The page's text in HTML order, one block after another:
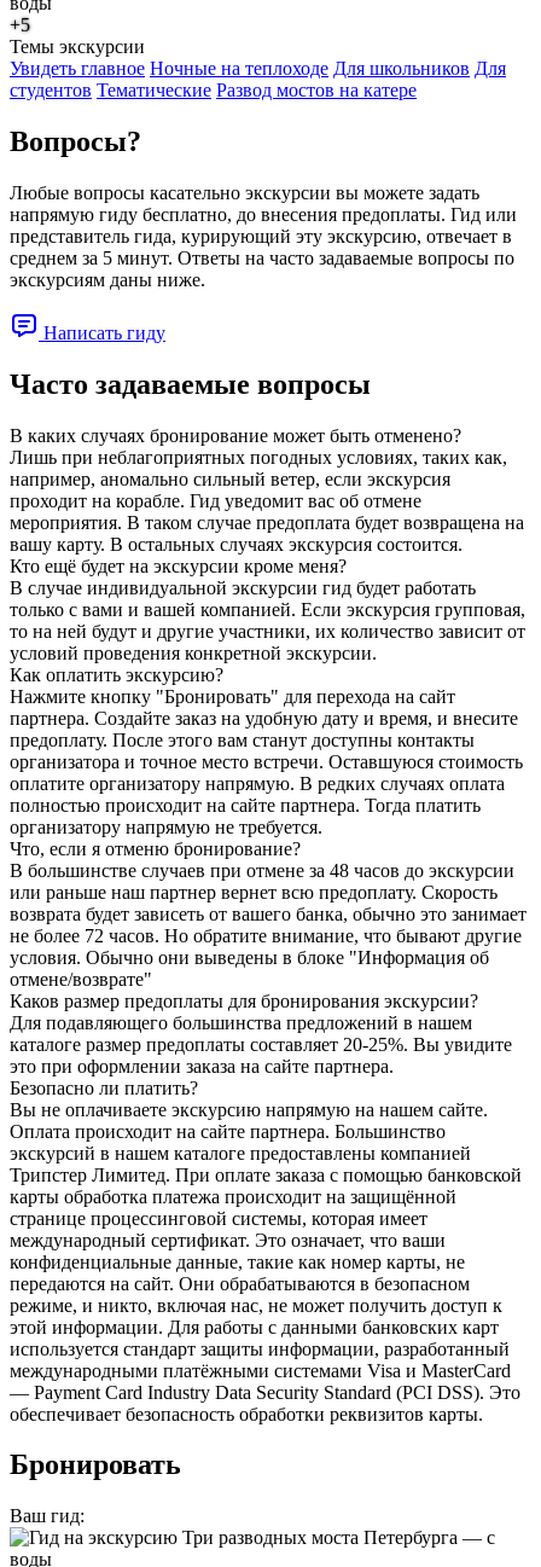
+5
Темы экскурсии
Увидеть главное Ночные на теплоходе Для школьников Для
студентов Тематические Развод мостов на катере
Вопросы?
Любые вопросы касательно экскурсии вы можете задать
напрямую гиду бесплатно, до внесения предоплаты. Гид или
представитель гида, курирующий эту экскурсию, отвечает в
среднем за 5 минут. Ответы на часто задаваемые вопросы по
экскурсиям даны ниже.
Написать гиду
Часто задаваемые вопросы
В каких случаях бронирование может быть отменено?
Лишь при неблагоприятных погодных условиях, таких как,
например, аномально сильный ветер, если экскурсия
проходит на корабле. Гид уведомит вас об отмене
мероприятия. В таком случае предоплата будет возвращена на
вашу карту. В остальных случаях экскурсия состоится.
Кто ещё будет на экскурсии кроме меня?
В случае индивидуальной экскурсии гид будет работать
только с вами и вашей компанией. Если экскурсия групповая,
то на ней будут и другие участники, их количество зависит от
условий проведения конкретной экскурсии.
Как оплатить экскурсию?
Нажмите кнопку "Бронировать" для перехода на сайт
партнера. Создайте заказ на удобную дату и время, и внесите
предоплату. После этого вам станут доступны контакты
организатора и точное место встречи. Оставшуюся стоимость
оплатите организатору напрямую. В редких случаях оплата
полностью происходит на сайте партнера. Тогда платить
организатору напрямую не требуется.
Что, если я отменю бронирование?
В большинстве случаев при отмене за 48 часов до экскурсии
или раньше наш партнер вернет всю предоплату. Скорость
возврата будет зависеть от вашего банка, обычно это занимает
не более 72 часов. Но обратите внимание, что бывают другие
условия. Обычно они выведены в блоке "Информация об
отмене/возврате"
Каков размер предоплаты для бронирования экскурсии?
Для подавляющего большинства предложений в нашем
каталоге размер предоплаты составляет 20-25%. Вы увидите
это при оформлении заказа на сайте партнера.
Безопасно ли платить?
Вы не оплачиваете экскурсию напрямую на нашем сайте.
Оплата происходит на сайте партнера. Большинство
экскурсий в нашем каталоге предоставлены компанией
Трипстер Лимитед. При оплате заказа с помощью банковской
карты обработка платежа происходит на защищённой
странице процессинговой системы, которая имеет
международный сертификат. Это означает, что ваши
конфиденциальные данные, такие как номер карты, не
передаются на сайт. Они обрабатываются в безопасном
режиме, и никто, включая нас, не может получить доступ к
этой информации. Для работы с данными банковских карт
используется стандарт защиты информации, разработанный
международными платёжными системами Visa и MasterCard
— Payment Card Industry Data Security Standard (PCI DSS). Это
обеспечивает безопасность обработки реквизитов карты.
Бронировать
Ваш гид: